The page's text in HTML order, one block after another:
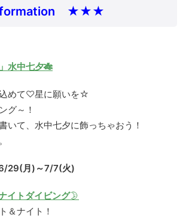
★★★
水中七夕🎋
めて♡星に願いを☆
グ～！
いて、水中七夕に飾っちゃおう！
29(月)～7/7(火)
イトダイビング🌛
＆ナイト！